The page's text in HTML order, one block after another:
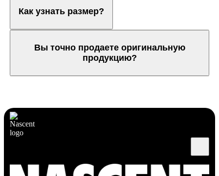
Как узнать размер?
Вы точно продаете оригинальную
продукцию?